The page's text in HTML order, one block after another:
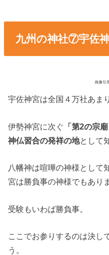
九州の神社⑦宇佐
画像引
宇佐神宮は全国４万社あま
伊勢神宮に次ぐ 「第2の宗
神仏習合の発祥の地として
八幡神は喧嘩の神様として
宮は勝負事の神様でもあり
受験もいわば勝負事。
ここでお参りするのは決し
う。